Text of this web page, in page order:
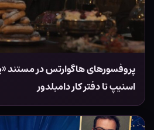
پروفسورهای هاگوارتس در مستند
اسنیپ تا دفتر کار دامبلدور